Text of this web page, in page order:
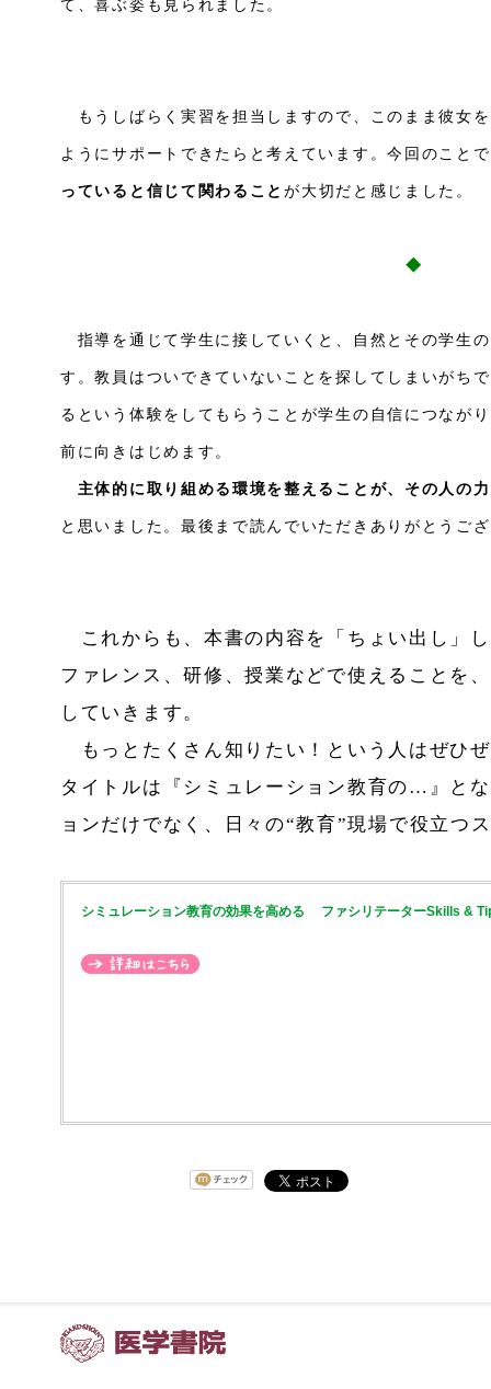
て、喜ぶ姿も見られました。
もうしばらく実習を担当しますので、このまま彼女
ようにサポートできたらと考えています。今回のこと
っていると信じて関わることが大切だと感じました。
◆
指導を通じて学生に接していくと、自然とその学生
す。教員はついできていないことを探してしまいがち
るという体験をしてもらうことが学生の自信につなが
前に向きはじめます。
主体的に取り組める環境を整えることが、その人の
と思いました。最後まで読んでいただきありがとうご
これからも、本書の内容を「ちょい出し」
ファレンス、研修、授業などで使えることを
していきます。
もっとたくさん知りたい！という人はぜひ
タイトルは『シミュレーション教育の…』と
ョンだけでなく、日々の“教育”現場で役立つ
シミュレーション教育の効果を高める ファシリテーターSkills &